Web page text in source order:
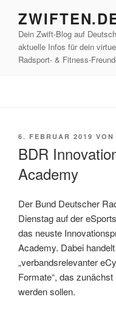
Inhalt
springenDein Zwift-Blog auf
aktuelle Infos für dein
Radsport- & Fitness-
VERÖFFENTLICHT
6. FEBRUAR 2019 VON
BDR
Academy
Der Bund Deutscher
Dienstag auf der
das neuste
Academy. Dabei
„verbandsrelevanter
Formate“, das
werden sollen.